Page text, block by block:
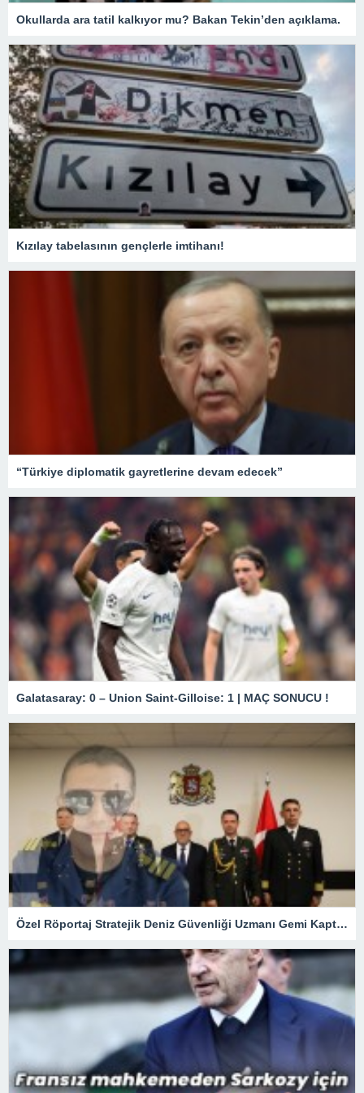
Okullarda ara tatil kalkıyor mu? Bakan Tekin’den açıklama.
Kızılay tabelasının gençlerle imtihanı!
“Türkiye diplomatik gayretlerine devam edecek”
Galatasaray: 0 – Union Saint-Gilloise: 1 | MAÇ SONUCU !
Özel Röportaj Stratejik Deniz Güvenliği Uzmanı Gemi Kaptanı Şahin Avşar ile Konuştuk? “Karadeniz’de yeni bir güvenlik mimarisi mi doğuyor?